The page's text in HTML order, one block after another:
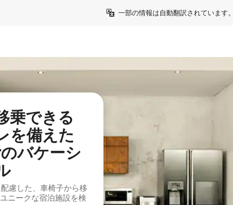
一部の情報は自動翻訳されています。
乗できる
を備えた
バケーシ
慮した、車椅子から移
ニークな宿泊施設を検